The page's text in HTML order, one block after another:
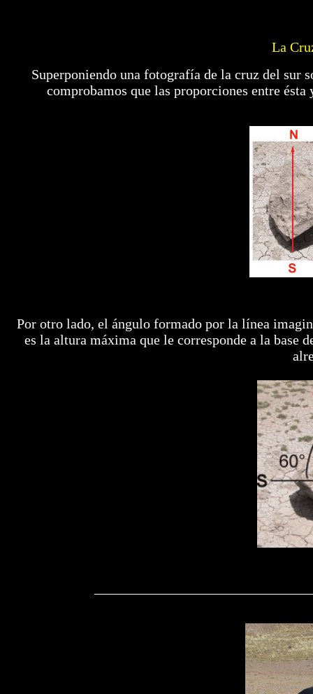
La
Superponiendo una fotografía de la cruz del sur
comprobamos que las proporciones entre
Por otro lado, el ángulo formado por la línea
es la altura máxima que le corresponde a la base